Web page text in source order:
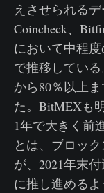
えさせられる
Coincheck、
において中程
で推移してい
から80％以上
た。BitMEXも
1年で大きく前
とは、ブロッ
が、2021年末
に推し進めるよ